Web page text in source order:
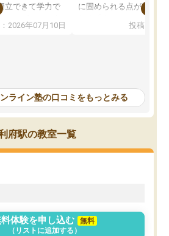
立できて学力で
ことができてよ
の際に、自分が
ができない人に
あるのではない
2026年07月10日
に固められる点が魅力で
項目のおかげで、手軽
元数が可視化されるので
しながら意欲的に取り組
常に効果を実感している
すめできる塾です。
投稿日：
ライン塾の口コミをもっとみる
府駅の教室一覧
体験を申し込む
無料
（リストに追加する）